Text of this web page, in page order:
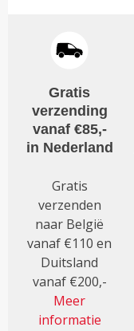
Gratis
verzending
vanaf €85,-
in Nederland
Gratis
verzenden
naar België
vanaf €110 en
Duitsland
vanaf €200,-
Meer
informatie